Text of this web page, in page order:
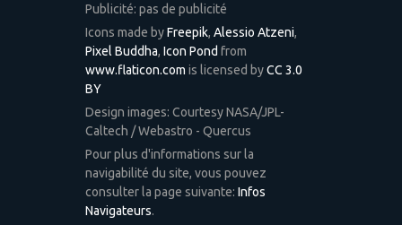
Publicité: pas de publicité
Icons made byFreepik, Alessio Atzeni,
Pixel Buddha, Icon Pond from
www.flaticon.com is licensed byCC 3.0
BY
Design images: Courtesy NASA/JPL-
Caltech / Webastro - Quercus
Pour plus d'informations sur la
navigabilité du site, vous pouvez
consulter la page suivante: Infos
Navigateurs.